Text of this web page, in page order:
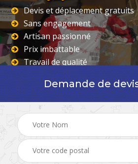
Devis et déplacement gratuits
Sans engagement
Artisan passionné
Prix imbattable
Travail de qualité
Demande de